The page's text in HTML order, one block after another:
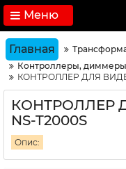
Меню
Главная
Контроллеры,
КОНТРОЛЛЕР ДЛЯ
КОНТРОЛЛЕР
NS-T2000S
Опис: